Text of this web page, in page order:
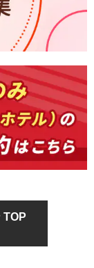
TOP